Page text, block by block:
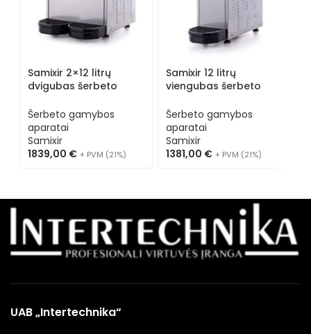
Samixir 2×12 litrų
dvigubas šerbeto
SLUSH24.I
Šerbeto gamybos
aparatai
Samixir
1839,00 € + PVM (21%)
Samixir 12 litrų
viengubas šerbeto
SLUSH12.I
Šerbeto gamybos
aparatai
Samixir
1381,00 € + PVM (21%)
UAB „Intertechnika“